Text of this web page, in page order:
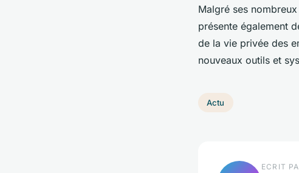
Malgré ses
présente également
de la vie privée des
nouveaux outils et
Actu
ECRIT